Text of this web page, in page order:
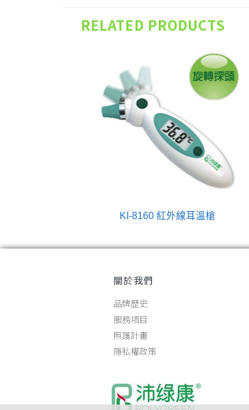
RELATED PRODUCTS
KI-8160 紅外線耳溫槍
關於我們
品牌歷史
服務項目
照護計畫
隱私權政策